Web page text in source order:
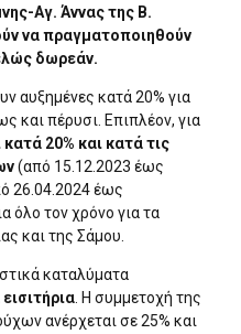
Αγ. Άννας της Β.
να πραγματοποιηθούν
δωρεάν.
αυξημένες κατά 20% για
και πέρυσι. Επιπλέον, για
20% και κατά τις
(από 15.12.2023 έως
26.04.2024 έως
όλο τον χρόνο για τα
και της Σάμου.
καταλύματα
. Η συμμετοχή της
ανέρχεται σε 25% και